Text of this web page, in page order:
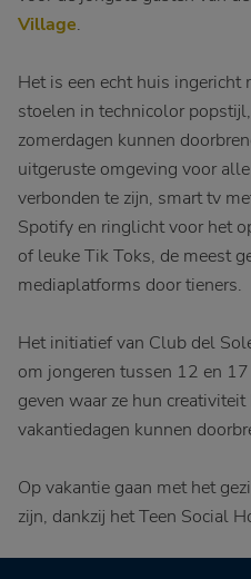
Village.
Het is een echt huis ingericht
stoelen in technicolor
zomerdagen kunnen
uitgeruste omgeving voor
verbonden te zijn, smart tv
Spotify en ringlicht voor het
of leuke Tik Toks, de meest
mediaplatforms door tieners.
Het initiatief van Club del
om jongeren tussen 12 en
geven waar ze hun
vakantiedagen kunnen
Op vakantie gaan met het
zijn, dankzij het Teen Social